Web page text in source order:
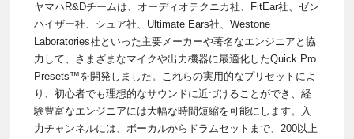
ヤマハR&Dチームは、オーディオテクニカ社、FitEar社、ゼン
ハイザー社、シュア社、Ultimate Ears社、Westone
Laboratories社といった主要メーカーや著名なエンジニアと協
力して、さまざまなマイクや出力機器に最適化したQuick Pro
Presets™を開発しました。これらの実用的なプリセットによ
り、初心者でも理想的なサウンドに近づけることができ、経
験豊富なエンジニアには大幅な時間短縮を可能にします。入
力チャンネルには、ボーカルからドラムセットまで、200以上